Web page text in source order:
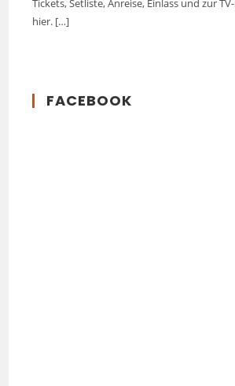
Tickets, Setliste, Anreise, Einlass und zur
hier. […]
FACEBOOK